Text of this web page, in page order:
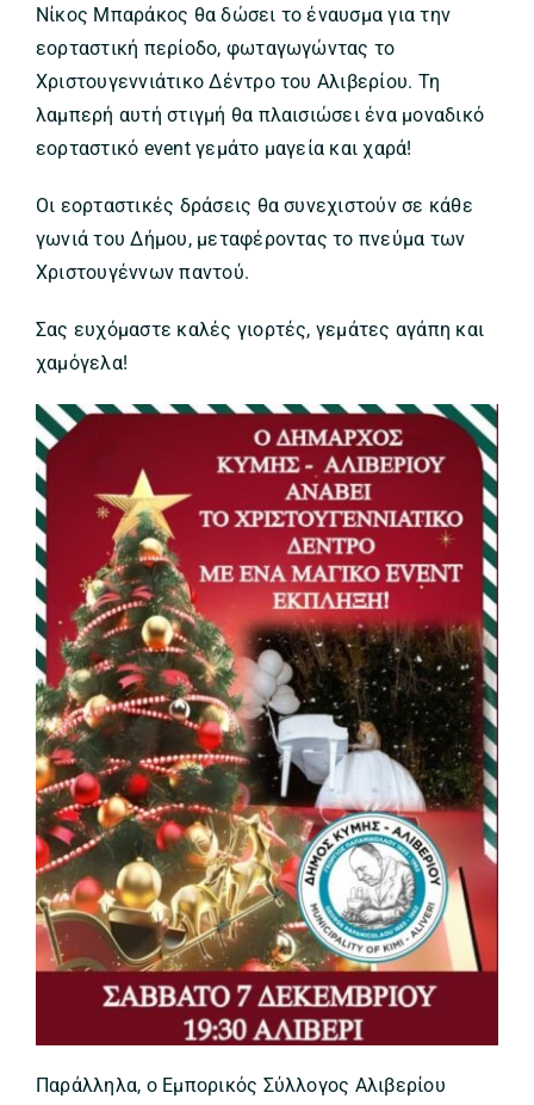
Νίκος Μπαράκος θα δώσει το έναυσμα για την
εορταστική περίοδο, φωταγωγώντας το
Χριστουγεννιάτικο Δέντρο του Αλιβερίου. Τη
λαμπερή αυτή στιγμή θα πλαισιώσει ένα μοναδικό
εορταστικό event γεμάτο μαγεία και χαρά!
Οι εορταστικές δράσεις θα συνεχιστούν σε κάθε
γωνιά του Δήμου, μεταφέροντας το πνεύμα των
Χριστουγέννων παντού.
Σας ευχόμαστε καλές γιορτές, γεμάτες αγάπη και
χαμόγελα!
Παράλληλα, ο Εμπορικός Σύλλογος Αλιβερίου